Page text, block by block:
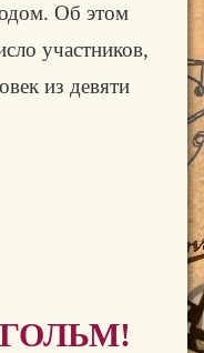
Об этом
участников,
из девяти